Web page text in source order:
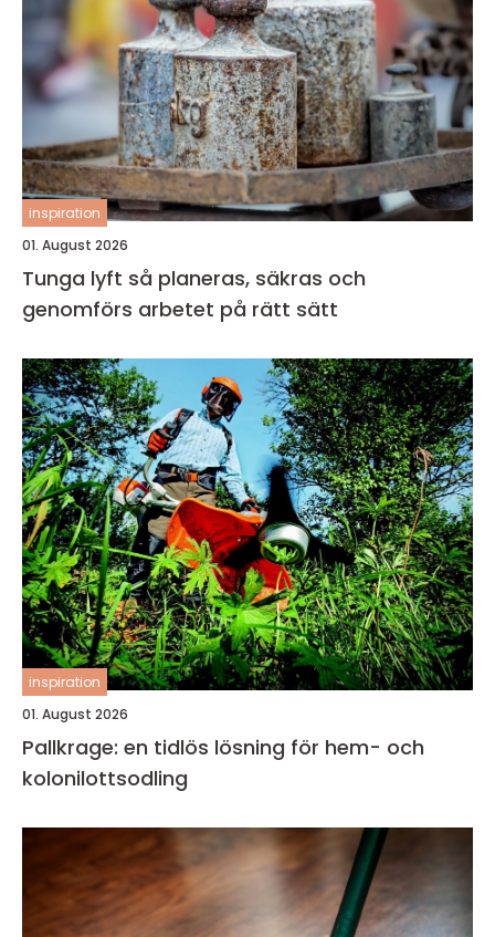
inspiration
01. August 2026
Tunga lyft så planeras, säkras och
genomförs arbetet på rätt sätt
inspiration
01. August 2026
Pallkrage: en tidlös lösning för hem- och
kolonilottsodling